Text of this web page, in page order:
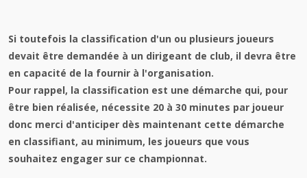
Si toutefois la classification d'un ou plusieurs joueurs
devait être demandée à un dirigeant de club, il devra être
en capacité de la fournir à l'organisation.
Pour rappel, la classification est une démarche qui, pour
être bien réalisée, nécessite 20 à 30 minutes par joueur
donc merci d'anticiper dès maintenant cette démarche
en classifiant, au minimum, les joueurs que vous
souhaitez engager sur ce championnat.